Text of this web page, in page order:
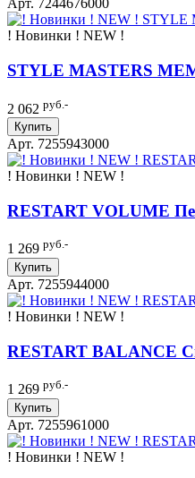
Арт. 7244676000
! Новинки ! NEW !
STYLE MASTERS
2 062 руб.-
Купить
Арт. 7255943000
! Новинки ! NEW !
RESTART VOLUME
1 269 руб.-
Купить
Арт. 7255944000
! Новинки ! NEW !
RESTART BALANCE
1 269 руб.-
Купить
Арт. 7255961000
! Новинки ! NEW !